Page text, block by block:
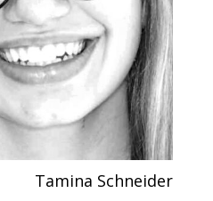
Tamina Schneider